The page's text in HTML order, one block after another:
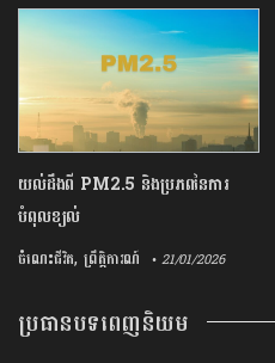
យល់ដឹងពី PM2.5 និងប្រភពនៃការ
បំពុលខ្យល់
ចំណេះជីវិត, ព្រឹត្តិការណ៍ • 21/01/2026
ប្រធានបទពេញនិយម